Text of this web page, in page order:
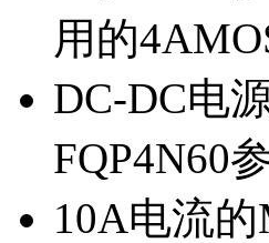
用的
DC-DC电
FQP4N60
10A电流